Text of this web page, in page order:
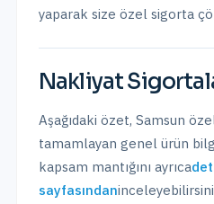
yaparak size özel sigorta
Nakliyat
Aşağıdaki özet, Samsun
tamamlayan genel ürün
kapsam mantığını ayrıca
sayfasından